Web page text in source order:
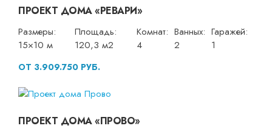
ПРОЕКТ ДОМА «РЕВАРИ»
Размеры:
15×10 м
Площадь:
120,3 м2
Комнат:
4
Ванных:
2
Гаражей:
1
ОТ 3.909.750 РУБ.
ПРОЕКТ ДОМА «ПРОВО»